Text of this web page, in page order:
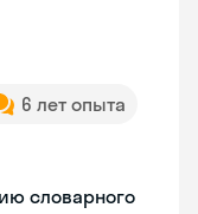
6 лет опыта
словарного